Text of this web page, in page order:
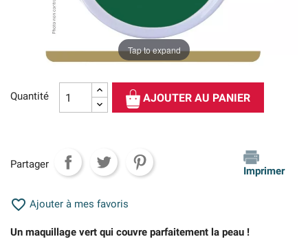
Tap to expand
Quantité AJOUTER AU PANIER
Partager
Imprimer
 Ajouter à mes favoris
Un maquillage vert qui couvre parfaitement la peau !